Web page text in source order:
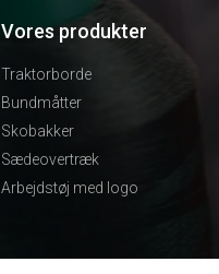
Vores produkter
Traktorborde
Bundmåtter
Skobakker
Sædeovertræk
Arbejdstøj med logo